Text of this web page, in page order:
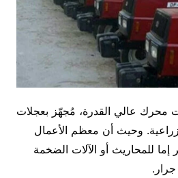
محرك عالي القدرة، مُجهّز بعجلات
وحيث أن معظم الأعمال
إما للمحاريث أو الآلات الضخمة